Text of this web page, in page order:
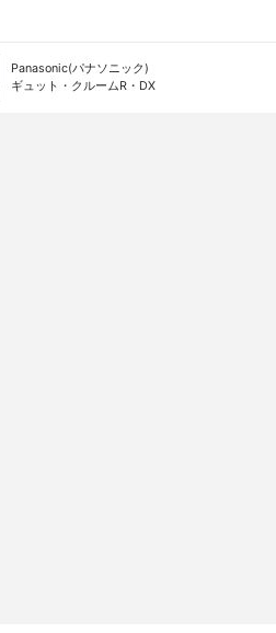
Panasonic(パナソニック)
ギュット・クルームR・DX